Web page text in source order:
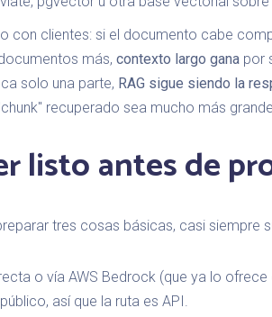
con clientes: si el documento cabe
más, contexto largo gana por
solo una parte, RAG sigue siendo la
recuperado sea mucho más
listo antes de
tres cosas básicas, casi siempre
o vía AWS Bedrock (que ya lo ofrece
así que la ruta es API.